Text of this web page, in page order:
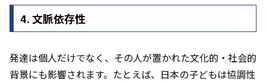
4. 文脈依存性
発達は個人だけでなく、その人が置かれた文化的・社会的
背景にも影響されます。たとえば、日本の子どもは協調性